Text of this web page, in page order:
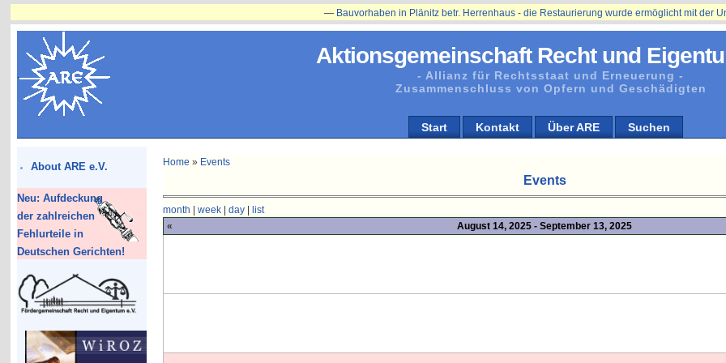
Aktionsgemeinschaft Recht und
- Allianz für Rechtsstaat und Erneuerung -
Zusammenschluss von Opfern und Geschädigten
Start Kontakt Über ARE Suchen
About ARE e.V.
Neu: Aufdeckung
der zahlreichen
Fehlurteile in
Deutschen Gerichten!
Bauvorhaben in Plänitz betr. Herrenhaus - die Restaurierung wurde ermöglicht mit der
Home » Events
Events
month |week |day
list
«
August 14, 2025 - September 13, 2025